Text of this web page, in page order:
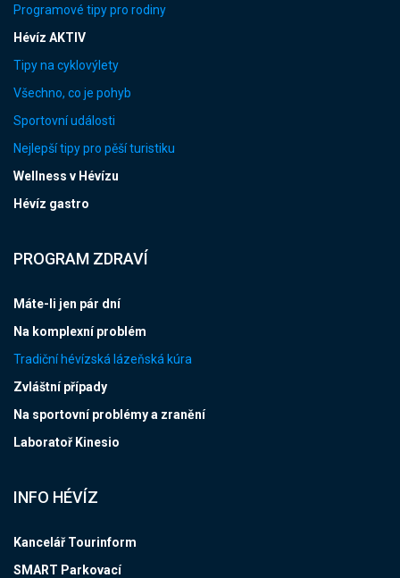
Programové tipy pro rodiny
Hévíz AKTIV
Tipy na cyklovýlety
Všechno, co je pohyb
Sportovní události
Nejlepší tipy pro pěší turistiku
Wellness v Hévízu
Hévíz gastro
PROGRAM ZDRAVÍ
Máte-li jen pár dní
Na komplexní problém
Tradiční hévízská lázeňská kúra
Zvláštní případy
Na sportovní problémy a zranění
Laboratoř Kinesio
INFO HÉVÍZ
Kancelář Tourinform
SMART Parkovací